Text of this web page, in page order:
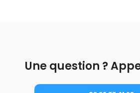
Une question ?